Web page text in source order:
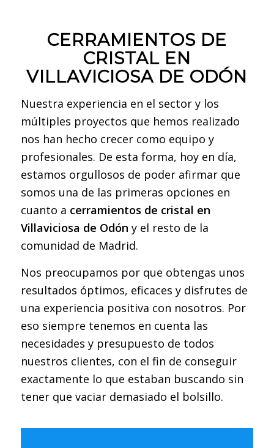
CERRAMIENTOS DE
CRISTAL EN
VILLAVICIOSA DE ODÓN
Nuestra experiencia en el sector y los
múltiples proyectos que hemos realizado
nos han hecho crecer como equipo y
profesionales. De esta forma, hoy en día,
estamos orgullosos de poder afirmar que
somos una de las primeras opciones en
cuanto a cerramientos de cristal en
Villaviciosa de Odón y el resto de la
comunidad de Madrid.
Nos preocupamos por que obtengas unos
resultados óptimos, eficaces y disfrutes de
una experiencia positiva con nosotros. Por
eso siempre tenemos en cuenta las
necesidades y presupuesto de todos
nuestros clientes, con el fin de conseguir
exactamente lo que estaban buscando sin
tener que vaciar demasiado el bolsillo.